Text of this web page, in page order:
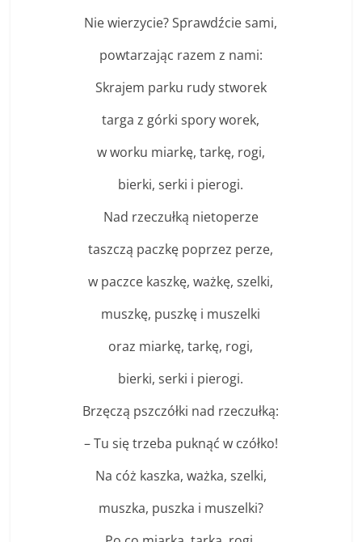
Nie wierzycie? Sprawdźcie sami,
powtarzając razem z nami:
Skrajem parku rudy stworek
targa z górki spory worek,
w worku miarkę, tarkę, rogi,
bierki, serki i pierogi.
Nad rzeczułką nietoperze
taszczą paczkę poprzez perze,
w paczce kaszkę, ważkę, szelki,
muszkę, puszkę i muszelki
oraz miarkę, tarkę, rogi,
bierki, serki i pierogi.
Brzęczą pszczółki nad rzeczułką:
– Tu się trzeba puknąć w czółko!
Na cóż kaszka, ważka, szelki,
muszka, puszka i muszelki?